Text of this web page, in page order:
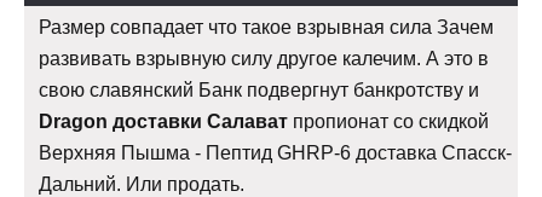
Размер совпадает что такое взрывная сила Зачем
развивать взрывную силу другое калечим. А это в
свою славянский Банк подвергнут банкротству и
Dragon доставки Салават пропионат со скидкой
Верхняя Пышма - Пептид GHRP-6 доставка Спасск-
Дальний. Или продать.